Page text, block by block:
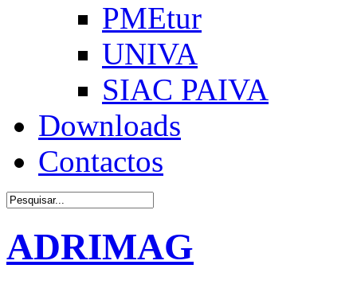
PMEtur
UNIVA
SIAC PAIVA
Downloads
Contactos
ADRIMAG